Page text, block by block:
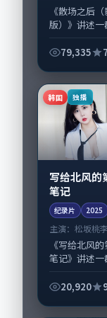
等
《散场之后
版）》讲述一
改写人生轨迹
头。导演庵野
长留白叙事，
龙、古...
79,335
韩国 独播
写给北风的
笔记
纪录片 2025
主演： 松坂桃
圆 等
《写给北风
笔记》讲述一
改写人生轨迹
20,920